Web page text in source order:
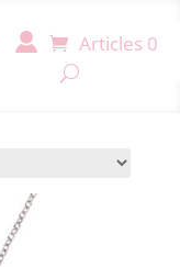
Articles 0